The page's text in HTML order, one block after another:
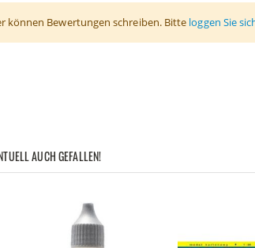
können Bewertungen schreiben. Bitte loggen Sie
AUCH GEFALLEN!